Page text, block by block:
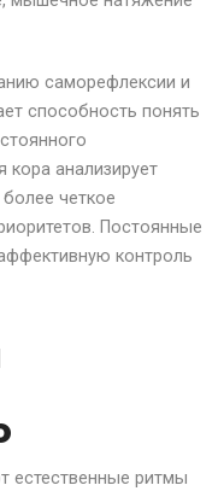
саморефлексии и
способность понять
кора анализирует
четкое
Постоянные
контроль
естественные ритмы